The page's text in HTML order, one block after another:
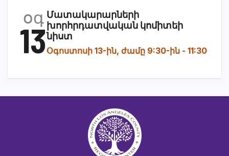
օգ
13
Մատակարարների
խորհրդատվական կոմիտեի
նիստ
Օգոստոսի 13-ին, ժամը 9:30-ին - 11:30